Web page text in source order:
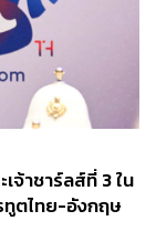
จ้าชาร์ลส์ที่ 3 ใน
ทูตไทย-อังกฤษ